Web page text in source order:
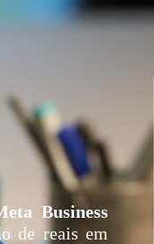
Business
de reais em